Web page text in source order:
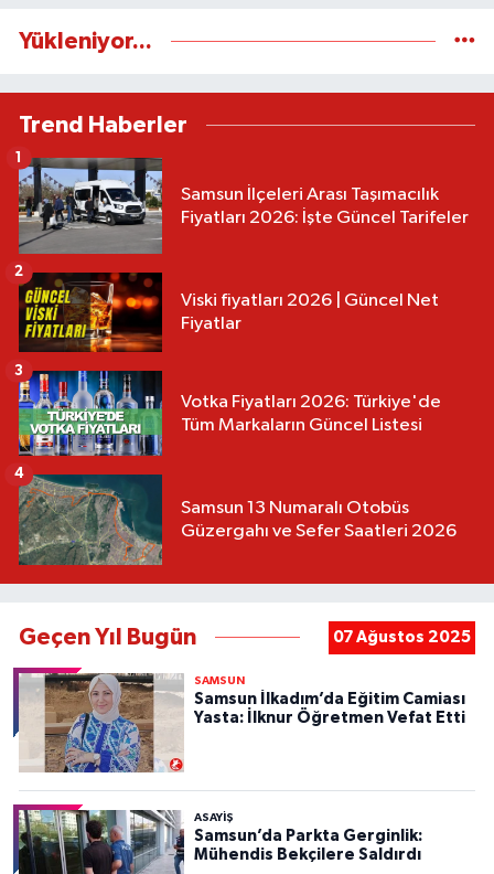
Yükleniyor...
Trend Haberler
Samsun İlçeleri Arası Taşımacılık
Fiyatları 2026: İşte Güncel Tarifeler
1
Viski fiyatları 2026 | Güncel Net
Fiyatlar
2
Votka Fiyatları 2026: Türkiye'de
Tüm Markaların Güncel Listesi
3
Samsun 13 Numaralı Otobüs
Güzergahı ve Sefer Saatleri 2026
4
Geçen Yıl Bugün 07 Ağustos 2025
SAMSUN
Samsun İlkadım’da Eğitim Camiası
Yasta: İlknur Öğretmen Vefat Etti
ASAYIŞ
Samsun’da Parkta Gerginlik:
Mühendis Bekçilere Saldırdı